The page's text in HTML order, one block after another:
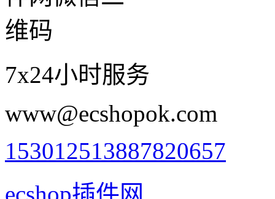
7x24小时服务
www@ecshopok.com
153012513887820657
ecshop插件网